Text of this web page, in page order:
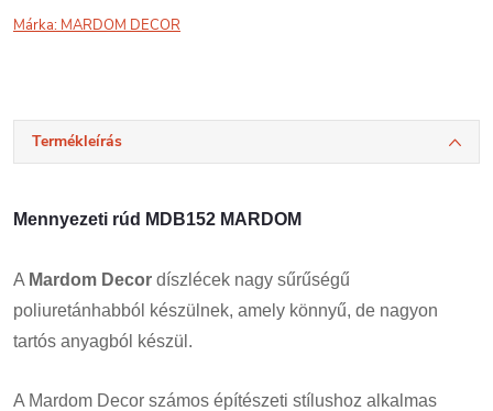
Márka: MARDOM DECOR
Termékleírás
Mennyezeti rúd MDB152 MARDOM
A Mardom Decor díszlécek nagy sűrűségű
poliuretánhabból készülnek, amely könnyű, de nagyon
tartós anyagból készül.
A Mardom Decor számos építészeti stílushoz alkalmas